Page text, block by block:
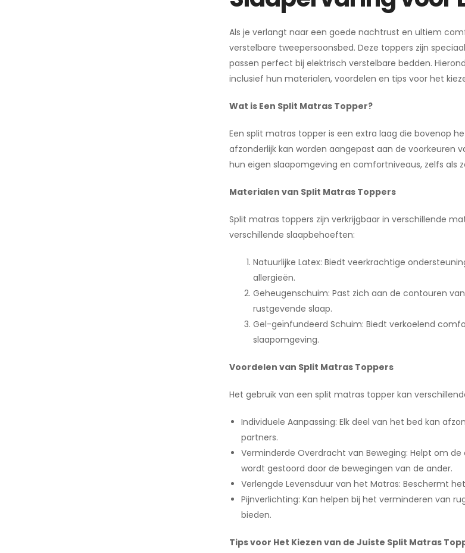
Als je verlangt naar een goede nachtrust en ultiem
verstelbare tweepersoonsbed. Deze toppers zijn
passen perfect bij elektrisch verstelbare bedden.
inclusief hun materialen, voordelen en tips voor het
Wat is Een Split Matras Topper?
Een split matras topper is een extra laag die bovenop
afzonderlijk kan worden aangepast aan de voorkeuren
hun eigen slaapomgeving en comfortniveaus, zelfs als
Materialen van Split Matras Toppers
Split matras toppers zijn verkrijgbaar in verschillende
verschillende slaapbehoeften:
Natuurlijke Latex: Biedt veerkrachtige
allergieën.
Geheugenschuim: Past zich aan de contouren
rustgevende slaap.
Gel-geïnfundeerd Schuim: Biedt verkoelend
slaapomgeving.
Voordelen van Split Matras Toppers
Het gebruik van een split matras topper kan
Individuele Aanpassing: Elk deel van het bed kan
partners.
Verminderde Overdracht van Beweging: Helpt om
wordt gestoord door de bewegingen van de ander.
Verlengde Levensduur van het Matras: Beschermt
Pijnverlichting: Kan helpen bij het verminderen van
bieden.
Tips voor Het Kiezen van de Juiste Split Matras